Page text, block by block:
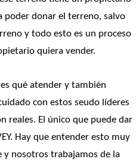
poder donar el terreno, salvo
y todo esto es un proceso
quiera vender.
qué atender y también
con estos seudo líderes
reales. El único que puede dar
Hay que entender esto muy
y nosotros trabajamos de la